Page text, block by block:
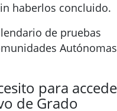
haberlos concluido.
de pruebas
Autónomas
para
de Grado